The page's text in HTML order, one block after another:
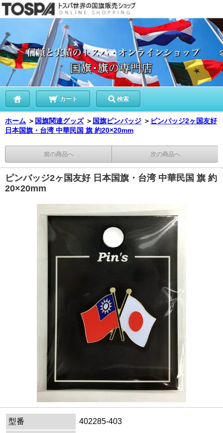
カート 検索
ホーム ＞ 国旗関連グッズ ＞ 国旗ピンバッジ ＞ ピンバッジ2ヶ国友好
日本国旗・台湾 中華民国 旗 約20×20mm
前の商品へ 次の商品へ
ピンバッジ2ヶ国友好 日本国旗・台湾 中華民国 旗 約
20×20mm
型番
402285-403